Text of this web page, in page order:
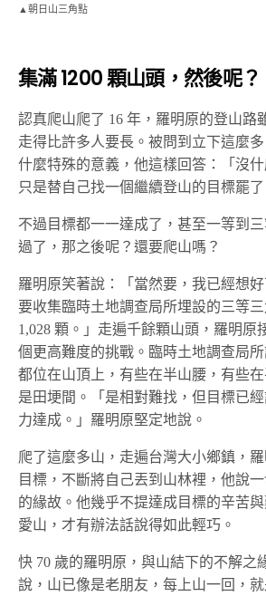
▲朝日山三角點
集滿 1200 顆山頭，然後呢？
認真爬山爬了 16 年，羅明原的登山路
走得比許多人要長。被問到立下這麼
什麼特殊的意義，他這樣回答：「沒
只是替自己找一個繼續登山的目標罷了
不過目標都一一達成了，甚至一等到
過了，那之後呢？還要爬山嗎？
羅明原笑著說：「當然要，我已經想
要收集臨時土地調查局所埋設的三等
1,028 顆。」走遍千餘顆山頭，羅明原
個更高難度的挑戰。臨時土地調查局
都位在山頂上，有些在半山腰，有些
是田埂間。「是相對難找，但目標已
力達成。」羅明原堅定地說。
爬了這麼多山，走遍台灣大小鄉鎮，
目標，不斷將自己丟到山林裡，他說
的緣故。他幾乎不提達成目標的辛苦
愛山，才有辦法話說得如此輕巧。
快 70 歲的羅明原，與山結下的不解之
說，山已像是老朋友，每上山一回，